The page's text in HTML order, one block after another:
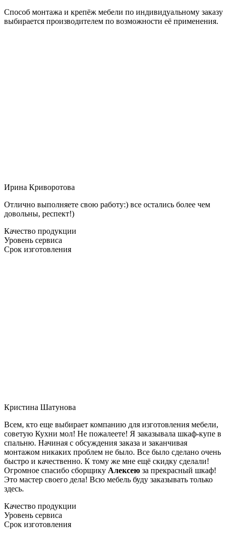
Способ монтажа и крепёж мебели по индивидуальному заказу
выбирается производителем по возможности её применения.
Ирина Криворотова
Отлично выполняете свою работу:) все остались более чем
довольны, респект!)
Качество продукции
Уровень сервиса
Срок изготовления
Кристина Шатунова
Всем, кто еще выбирает компанию для изготовления мебели,
советую Кухни мол! Не пожалеете! Я заказывала шкаф-купе в
спальню. Начиная с обсуждения заказа и заканчивая
монтажом никаких проблем не было. Все было сделано очень
быстро и качественно. К тому же мне ещё скидку сделали!
Огромное спасибо сборщику Алексею за прекрасный шкаф!
Это мастер своего дела! Всю мебель буду заказывать только
здесь.
Качество продукции
Уровень сервиса
Срок изготовления